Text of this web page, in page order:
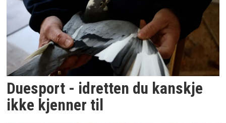
Duesport - idretten du kanskje
ikke kjenner til